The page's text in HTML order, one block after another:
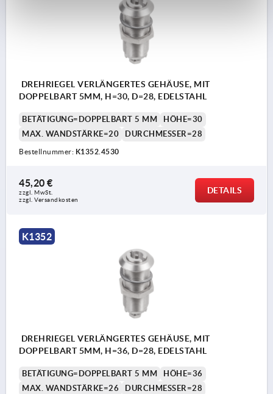
DREHRIEGEL VERLÄNGERTES GEHÄUSE, MIT
DOPPELBART 5MM, H=30, D=28, EDELSTAHL
BETÄTIGUNG=DOPPELBART 5 MM
HÖHE=30
MAX. WANDSTÄRKE=20
DURCHMESSER=28
Bestellnummer: K1352.4530
45,20 €
zzgl. MwSt.
zzgl. Versandkosten
DETAILS
K1352
DREHRIEGEL VERLÄNGERTES GEHÄUSE, MIT
DOPPELBART 5MM, H=36, D=28, EDELSTAHL
BETÄTIGUNG=DOPPELBART 5 MM
HÖHE=36
MAX. WANDSTÄRKE=26
DURCHMESSER=28